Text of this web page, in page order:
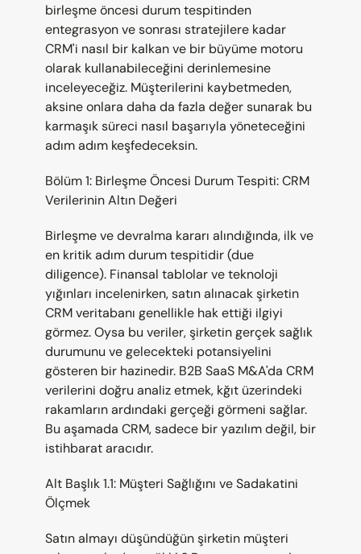
birleşme öncesi durum tespitinden
entegrasyon ve sonrası stratejilere kadar
CRM'i nasıl bir kalkan ve bir büyüme motoru
olarak kullanabileceğini derinlemesine
inceleyeceğiz. Müşterilerini kaybetmeden,
aksine onlara daha da fazla değer sunarak bu
karmaşık süreci nasıl başarıyla yöneteceğini
adım adım keşfedeceksin.
Bölüm 1: Birleşme Öncesi Durum Tespiti: CRM
Verilerinin Altın Değeri
Birleşme ve devralma kararı alındığında, ilk ve
en kritik adım durum tespitidir (due
diligence). Finansal tablolar ve teknoloji
yığınları incelenirken, satın alınacak şirketin
CRM veritabanı genellikle hak ettiği ilgiyi
görmez. Oysa bu veriler, şirketin gerçek sağlık
durumunu ve gelecekteki potansiyelini
gösteren bir hazinedir. B2B SaaS M&A'da CRM
verilerini doğru analiz etmek, kğıt üzerindeki
rakamların ardındaki gerçeği görmeni sağlar.
Bu aşamada CRM, sadece bir yazılım değil, bir
istihbarat aracıdır.
Alt Başlık 1.1: Müşteri Sağlığını ve Sadakatini
Ölçmek
Satın almayı düşündüğün şirketin müşteri